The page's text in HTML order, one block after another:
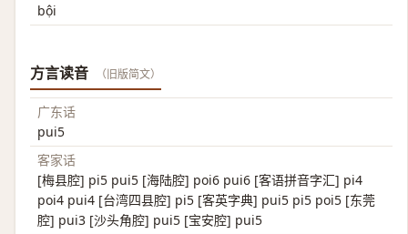
bội
方言读音 （旧版简文）
广东话
pui5
客家话
[梅县腔] pi5 pui5 [海陆腔] poi6 pui6 [客语拼音字汇] pi4
poi4 pui4 [台湾四县腔] pi5 [客英字典] pui5 pi5 poi5 [东莞
腔] pui3 [沙头角腔] pui5 [宝安腔] pui5